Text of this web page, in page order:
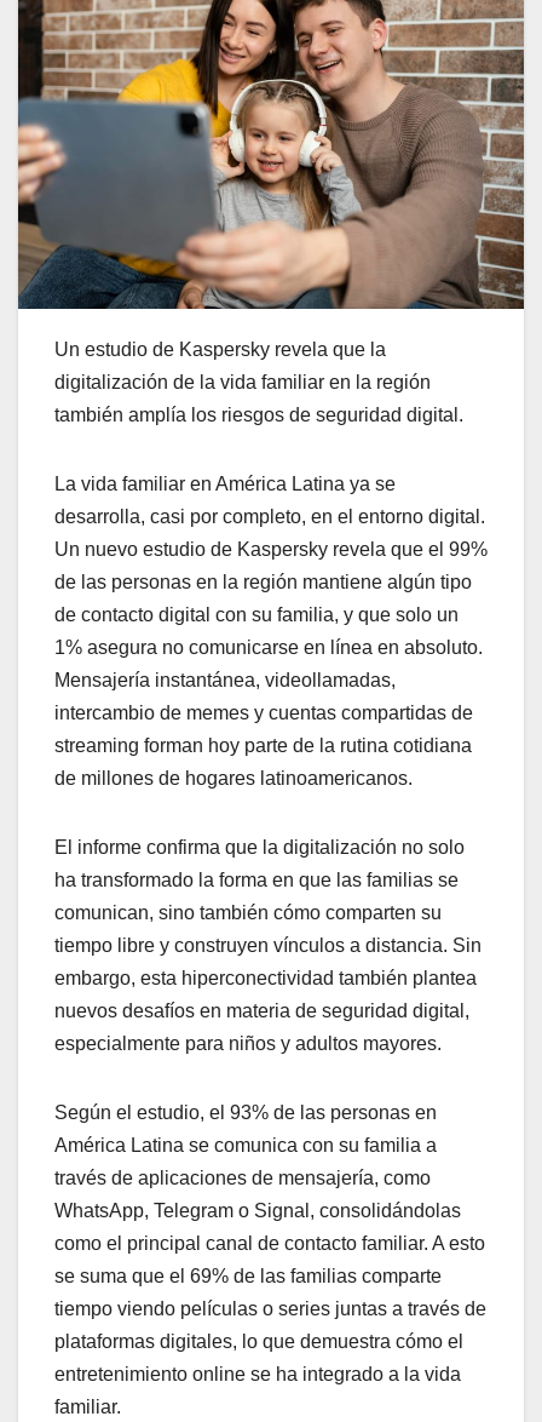
Un estudio de Kaspersky revela que la
digitalización de la vida familiar en la región
también amplía los riesgos de seguridad digital.
La vida familiar en América Latina ya se
desarrolla, casi por completo, en el entorno digital.
Un nuevo estudio de Kaspersky revela que el 99%
de las personas en la región mantiene algún tipo
de contacto digital con su familia, y que solo un
1% asegura no comunicarse en línea en absoluto.
Mensajería instantánea, videollamadas,
intercambio de memes y cuentas compartidas de
streaming forman hoy parte de la rutina cotidiana
de millones de hogares latinoamericanos.
El informe confirma que la digitalización no solo
ha transformado la forma en que las familias se
comunican, sino también cómo comparten su
tiempo libre y construyen vínculos a distancia. Sin
embargo, esta hiperconectividad también plantea
nuevos desafíos en materia de seguridad digital,
especialmente para niños y adultos mayores.
Según el estudio, el 93% de las personas en
América Latina se comunica con su familia a
través de aplicaciones de mensajería, como
WhatsApp, Telegram o Signal, consolidándolas
como el principal canal de contacto familiar. A esto
se suma que el 69% de las familias comparte
tiempo viendo películas o series juntas a través de
plataformas digitales, lo que demuestra cómo el
entretenimiento online se ha integrado a la vida
familiar.